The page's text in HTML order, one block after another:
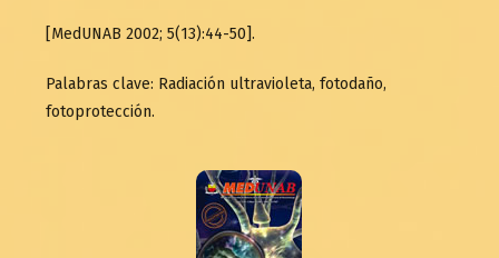
[MedUNAB 2002; 5(13):44-50].
Palabras clave: Radiación ultravioleta, fotodaño,
fotoprotección.